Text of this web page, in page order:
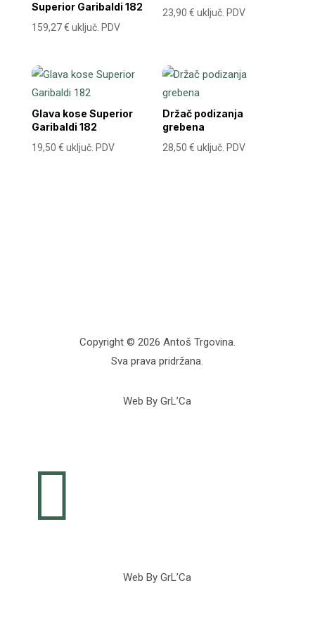
Superior Garibaldi 182
159,27€ uključ. PDV
23,90€ uključ. PDV
Glava kose Superior
Garibaldi 182
19,50 € uključ. PDV
Držač podizanja
grebena
28,50€ uključ. PDV
Copyright © 2026 Antoš Trgovina.
Sva prava pridržana.
Web By GrL’Ca

Web By GrL’Ca